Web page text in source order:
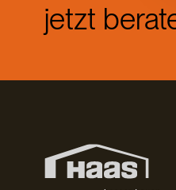
jetzt